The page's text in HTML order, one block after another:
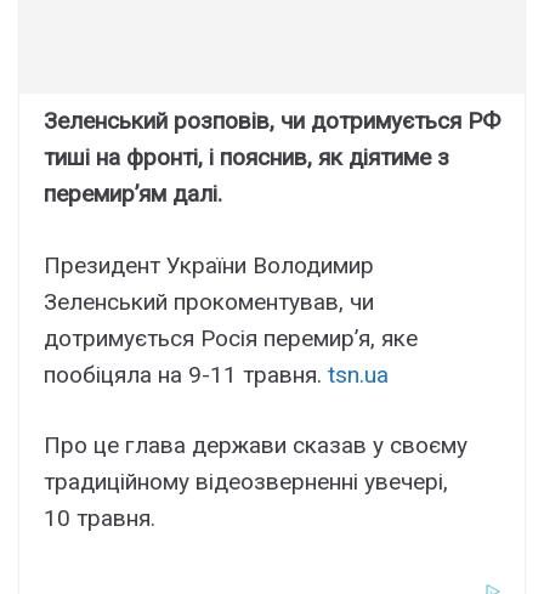
Зеленський розповів, чи дотримується РФ
тиші на фронті, і пояснив, як діятиме з
перемир’ям далі.
Президент України Володимир
Зеленський прокоментував, чи
дотримується Росія перемир’я, яке
пообіцяла на 9-11 травня. tsn.ua
Про це глава держави сказав у своєму
традиційному відеозверненні увечері,
10 травня.